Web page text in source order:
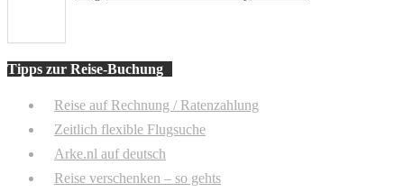
Tipps zur Reise-Buchung
Reise auf Rechnung / Ratenzahlung
Zeitlich flexible Flugsuche
Arke.nl auf deutsch
Reise verschenken – so gehts